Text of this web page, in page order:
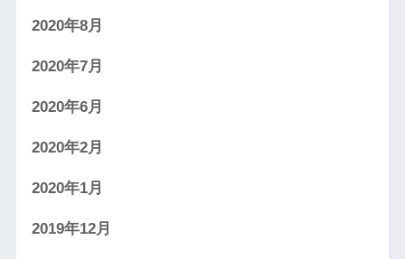
2020年8月
2020年7月
2020年6月
2020年2月
2020年1月
2019年12月